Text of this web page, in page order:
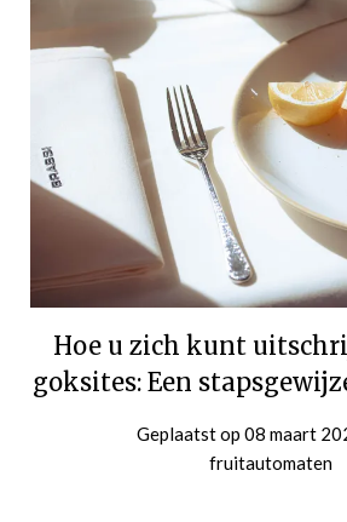
Hoe u zich kunt
goksites: Een
Geplaatst op 08 maart
fruitautomaten